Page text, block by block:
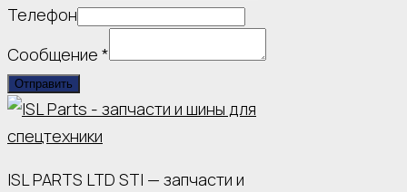
Сообщение
Эл.
Телефон
Сообщение *
Отправить
ISL PARTS LTD STI — запчасти и